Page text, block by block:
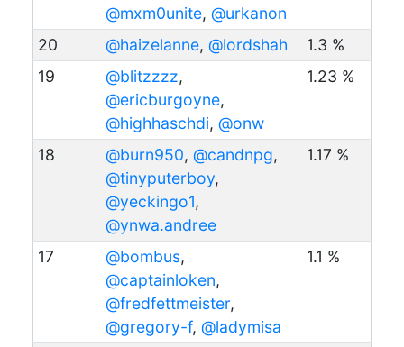
@mxm0unite, @urkanon
20 @haizelanne, @lordshah
1.3 %
19
@blitzzzz,
@ericburgoyne,
@highhaschdi, @onw
1.23 %
18 @burn950, @candnpg,
@tinyputerboy,
@yeckingo1,
@ynwa.andree
1.17 %
17 @bombus,
@captainloken,
@fredfettmeister,
@gregory-f, @ladymisa
1.1 %